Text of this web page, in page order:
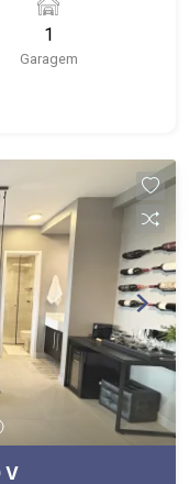
e varanda
-
muito
1
Garagem
V